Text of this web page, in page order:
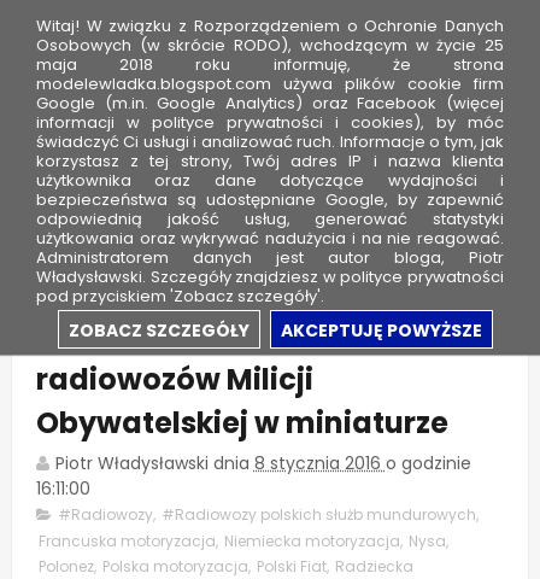
a
Prezentacja Kolekcji - Historia
radiowozów Milicji
Obywatelskiej w miniaturze
Piotr Władysławski dnia 8 stycznia 2016 o godzinie
16:11:00
#Radiowozy, #Radiowozy polskich służb mundurowych,
Francuska motoryzacja, Niemiecka motoryzacja, Nysa,
Polonez, Polska motoryzacja, Polski Fiat, Radziecka
Witaj! W związku z Rozporządzeniem o Ochronie Danych
Osobowych (w skrócie RODO), wchodzącym w życie 25
maja 2018 roku informuję, że strona
modelewladka.blogspot.com używa plików cookie firm
Google (m.in. Google Analytics) oraz Facebook (więcej
informacji w polityce prywatności i cookies), by móc
świadczyć Ci usługi i analizować ruch. Informacje o tym, jak
korzystasz z tej strony, Twój adres IP i nazwa klienta
użytkownika oraz dane dotyczące wydajności i
bezpieczeństwa są udostępniane Google, by zapewnić
odpowiednią jakość usług, generować statystyki
użytkowania oraz wykrywać nadużycia i na nie reagować.
Administratorem danych jest autor bloga, Piotr
Władysławski. Szczegóły znajdziesz w polityce prywatności
pod przyciskiem 'Zobacz szczegóły'.
ZOBACZ SZCZEGÓŁY AKCEPTUJĘ POWYŻSZE